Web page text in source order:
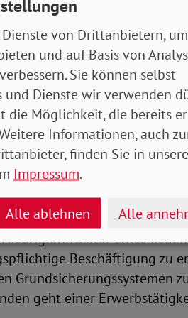
angewiesen
aber auch dauerhaft in
sein, dass sie zuerst
für den Lebensunterhalt
CDU/CSU und SPD die
hatten. „Nun muss es
Vorstandsvorsitzende.
der SoVD, dass
Hilfen erhalten, die sie
den roten Stift beim
Beschäftigung zu
Grundsicherungssystemen
geht einer
von Drittanbietern,
und auf Basis von
Sie können selbst
und Dienste wir verwenden
die Möglichkeit, die bereits
Informationen, auch
finden Sie in
Impressum.
Alle ablehnen Alle